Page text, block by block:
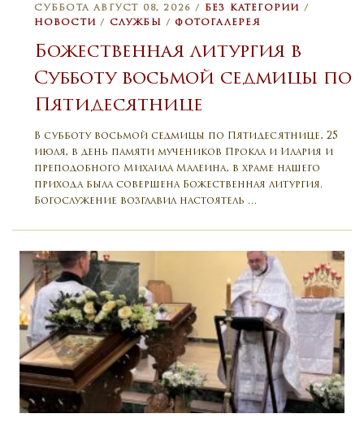
СУББОТА АВГУСТ 08, 2026 / БЕЗ КАТЕГОРИИ /
НОВОСТИ / СЛУЖБЫ / ФОТОГАЛЕРЕЯ
Божественная литургия в
Субботу восьмой седмицы по
Пятидесятнице
В субботу восьмой седмицы по Пятидесятнице, 25
июля, в день памяти мучеников Прокла и Илария и
преподобного Михаила Малеина, в храме нашего
прихода была совершена Божественная литургия.
Богослужение возглавил настоятель …